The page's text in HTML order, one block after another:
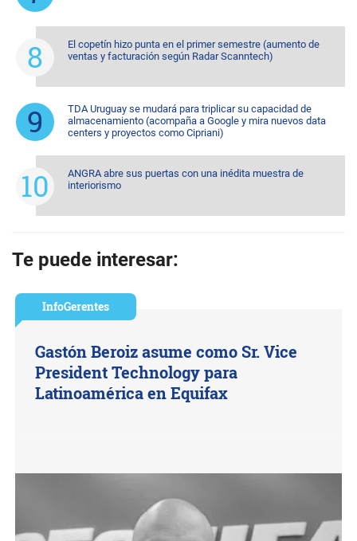
El copetín hizo punta en el primer semestre (aumento de
ventas y facturación según Radar Scanntech)
TDA Uruguay se mudará para triplicar su capacidad de
almacenamiento (acompaña a Google y mira nuevos data
centers y proyectos como Cipriani)
ANGRA abre sus puertas con una inédita muestra de
interiorismo
Te puede interesar:
InfoGerentes
Gastón Beroiz asume como Sr. Vice
President Technology para
Latinoamérica en Equifax